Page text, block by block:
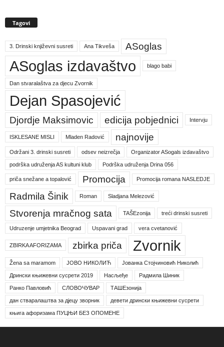
Tagovi
3. Drinski književni susreti Ana Tikveša ASoglas
ASoglas izdavaštvo blago babi
Dan stvaralaštva za djecu Zvornik
Dejan Spasojević
Djordje Maksimovic edicija pobjednici Intervju
ISKLESANE MISLI Mladen Radović najnovije
Održani 3. drinski susreti odsev neizrečja Organizator ASogals izdavaštvo
podrška udruženja AS kultuni klub Podrška udruženja Drina 056
priča snežane a topalović Promocija Promocija romana NASLEDJE
Radmila Šinik Roman Sladjana Melezović
Stvorenja mračnog sata TAŠEzonija treći drinski susreti
Udruzenje umjetnika Beograd Uspavani grad vera cvetanović
ZBIRKA AFORIZAMA zbirka priča Zvornik
Žena sa maramom ЈОВО НИКОЛИЋ Јованка Стојчиновић Николић
Дрински књижевни сусрети 2019 Насљеђе Радмила Шиник
Ранко Павловић СЛОВОЧУВАР ТАШЕзонија
дан стваралаштва за дјецу зворник девети дрински књижевни сусрети
књига афоризама ПУЦЊИ БЕЗ ОПОМЕНЕ